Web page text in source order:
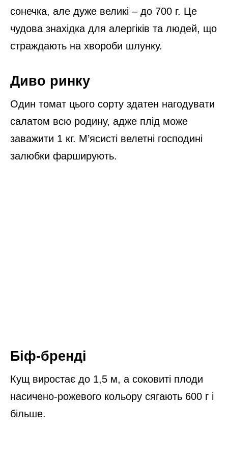
сонечка, але дуже великі – до 700 г. Це
чудова знахідка для алергіків та людей, що
страждають на хвороби шлунку.
Диво ринку
Один томат цього сорту здатен нагодувати
салатом всю родину, адже плід може
заважити 1 кг. М’ясисті велетні господині
залюбки фарширують.
Біф-бренді
Кущ виростає до 1,5 м, а соковиті плоди
насичено-рожевого кольору сягають 600 г і
більше.